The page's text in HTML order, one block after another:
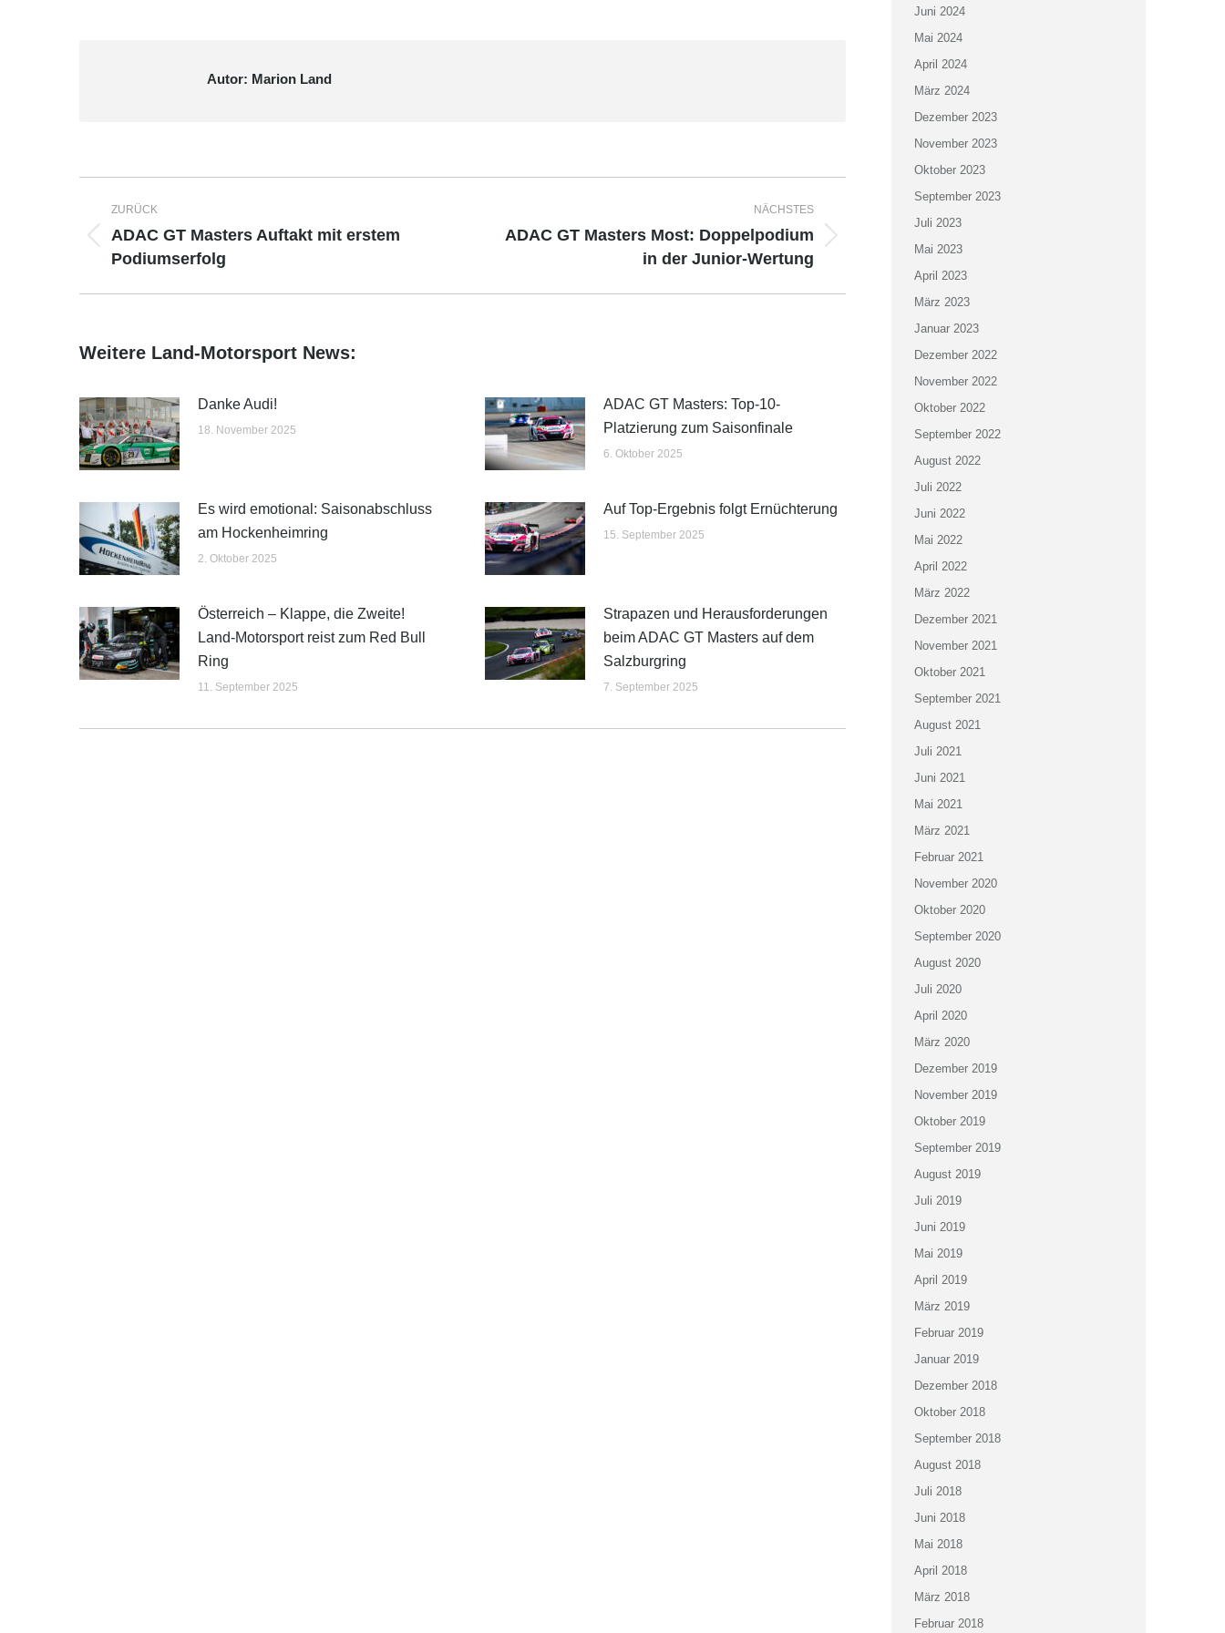
Autor: Marion Land
ZURÜCK
Vorheriger
Beitrag:
ADAC GT Masters Auftakt mit erstem
Podiumserfolg
NÄCHSTES
Nächster
ADAC GT Masters Most: Doppelpodium
in der Junior-Wertung
Weitere Land-Motorsport News:
Danke Audi!
18. November 2025
ADAC GT Masters: Top-10-
Platzierung zum Saisonfinale
6. Oktober 2025
Es wird emotional: Saisonabschluss
am Hockenheimring
2. Oktober 2025
Auf Top-Ergebnis folgt Ernüchterung
15. September 2025
Österreich – Klappe, die Zweite!
Land-Motorsport reist zum Red Bull
Ring
11. September 2025
Strapazen und Herausforderungen
beim ADAC GT Masters auf dem
Salzburgring
7. September 2025
Juni 2024
Mai 2024
April 2024
März 2024
Dezember 2023
November 2023
Oktober 2023
September 2023
Juli 2023
Mai 2023
April 2023
März 2023
Januar 2023
Dezember 2022
November 2022
Oktober 2022
September 2022
August 2022
Juli 2022
Juni 2022
Mai 2022
April 2022
März 2022
Dezember 2021
November 2021
Oktober 2021
September 2021
August 2021
Juli 2021
Juni 2021
Mai 2021
März 2021
Februar 2021
November 2020
Oktober 2020
September 2020
August 2020
Juli 2020
April 2020
März 2020
Dezember 2019
November 2019
Oktober 2019
September 2019
August 2019
Juli 2019
Juni 2019
Mai 2019
April 2019
März 2019
Februar 2019
Januar 2019
Dezember 2018
Oktober 2018
September 2018
August 2018
Juli 2018
Juni 2018
Mai 2018
April 2018
März 2018
Februar 2018